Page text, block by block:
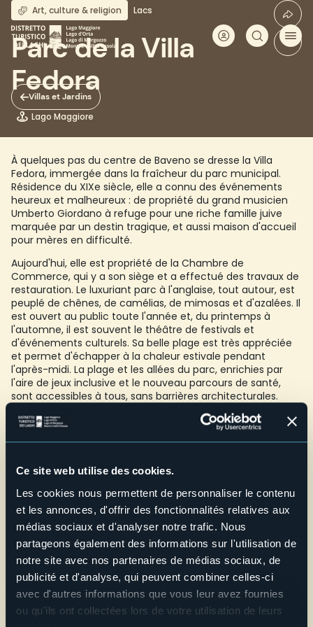
Ce site web utilise des cookies.
Les cookies nous permettent de personnaliser le contenu
et les annonces, d'offrir des fonctionnalités relatives aux
médias sociaux et d'analyser notre trafic. Nous
partageons également des informations sur l'utilisation de
notre site avec nos partenaires de médias sociaux, de
publicité et d'analyse, qui peuvent combiner celles-ci
avec d'autres informations que vous leur avez fournies
ou qu'ils ont collectées lors de votre utilisation de leurs
Aller
au
contenu
principal
Villas et Jardins
Art, culture & religion Lacs
Parc de la Villa
Fedora
Lago Maggiore
À quelques pas du centre de Baveno se dresse la Villa
Fedora, immergée dans la fraîcheur du parc municipal.
Résidence du XIXe siècle, elle a connu des événements
heureux et malheureux : de propriété du grand musicien
Umberto Giordano à refuge pour une riche famille juive
marquée par un destin tragique, et aussi maison d'accueil
pour mères en difficulté.
Aujourd'hui, elle est propriété de la Chambre de
Commerce, qui y a son siège et a effectué des travaux de
restauration. Le luxuriant parc à l'anglaise, tout autour, est
peuplé de chênes, de camélias, de mimosas et d'azalées. Il
est ouvert au public toute l'année et, du printemps à
l'automne, il est souvent le théâtre de festivals et
d'événements culturels. Sa belle plage est très appréciée
et permet d'échapper à la chaleur estivale pendant
l'après-midi. La plage et les allées du parc, enrichies par
l'aire de jeux inclusive et le nouveau parcours de santé,
sont accessibles à tous, sans barrières architecturales.
Entrée gratuite.
Telefono
Site web
Live
Ciel clair 23,7°
Strada Nazionale del Sempione, 2
28831 - Baveno (VB)